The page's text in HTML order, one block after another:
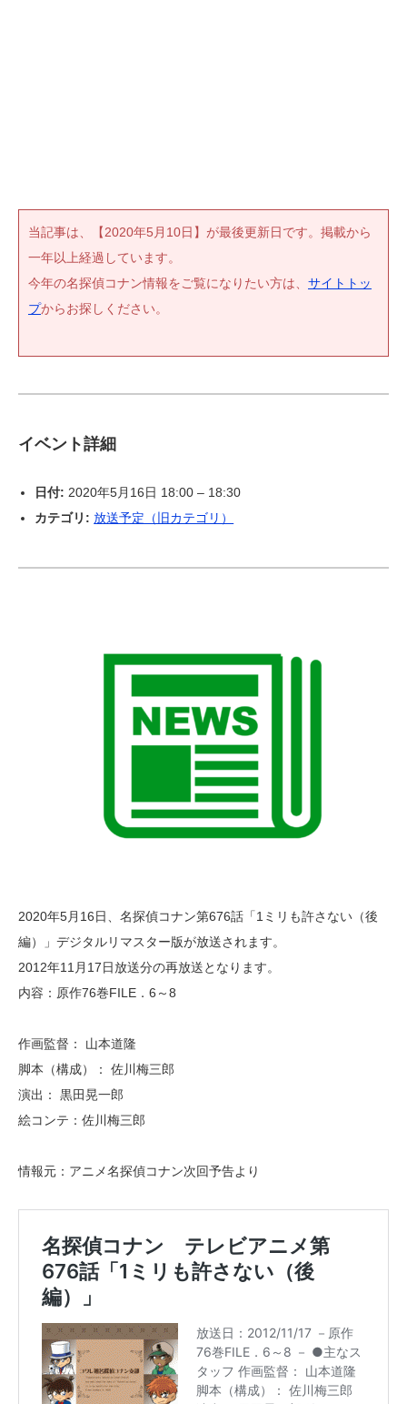
当記事は、【2020年5月10日】が最後更新日です。掲載から
一年以上経過しています。
今年の名探偵コナン情報をご覧になりたい方は、 サイトトッ
プからお探しください。
イベント詳細
日付: 2020年5月16日 18:00 – 18:30
カテゴリ: 放送予定（旧カテゴリ）
2020年5月16日、名探偵コナン第676話「1ミリも許さない（後
編）」デジタルリマスター版が放送されます。
2012年11月17日放送分の再放送となります。
内容：原作76巻FILE．6～8
作画監督： 山本道隆
脚本（構成）： 佐川梅三郎
演出： 黒田晃一郎
絵コンテ：佐川梅三郎
情報元：アニメ名探偵コナン次回予告より